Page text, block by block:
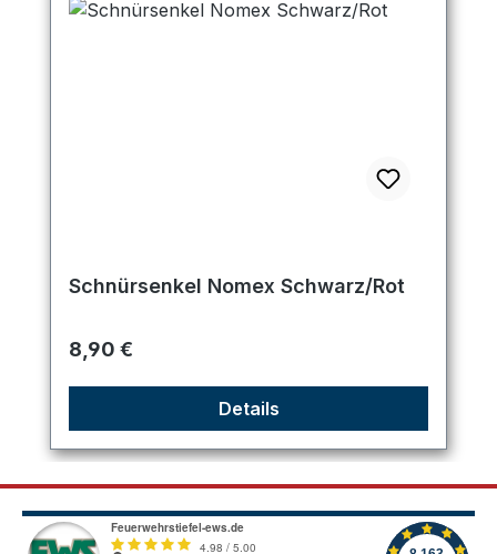
Schnürsenkel Nomex Schwarz/Rot
Regulärer Preis:
8,90 €
Details